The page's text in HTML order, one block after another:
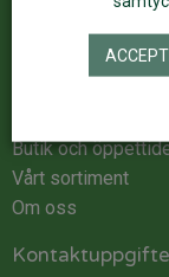
Kontakta oss
Butik och
Vårt sortiment
Om oss